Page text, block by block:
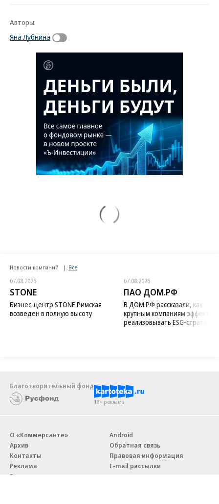
Авторы:
Яна Лубнина
Новости компаний Все
07.08.2026
STONE
Бизнес-центр STONE Римская
возведен в полную высоту
07.08.2026
ПАО ДОМ.РФ
В ДОМ.РФ рассказали, как
крупным компаниям
реализовывать ESG-стратегию
Благотворительный фонд
18+ реклама
О «Коммерсанте»
Архив
Контакты
Реклама
Вакансии
Android
Обратная связь
Правовая информация
E-mail рассылки